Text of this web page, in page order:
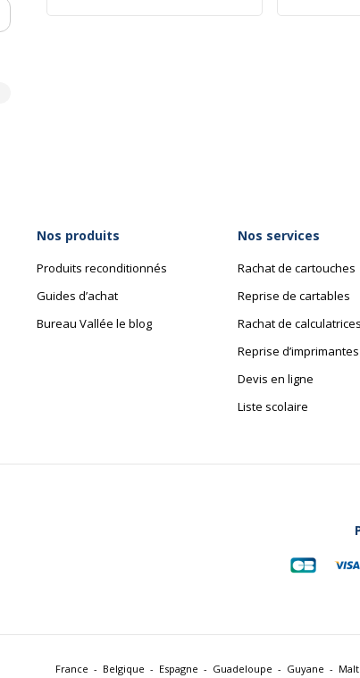
Nos produits
Produits reconditionnés
Guides d’achat
Bureau Vallée le blog
Nos services
Rachat de cartouches
Reprise de cartables
Rachat de calculatrices
Reprise d’imprimantes
Devis en ligne
Liste scolaire
France Belgique Espagne Guadeloupe Guyane